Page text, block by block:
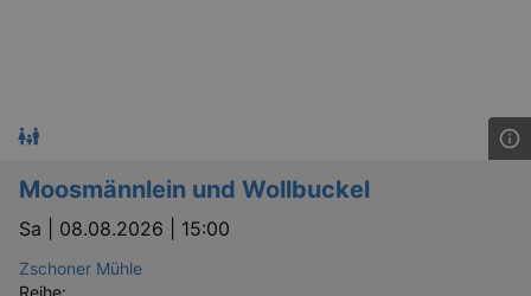
Moosmännlein und Wollbuckel
Sa | 08.08.2026 | 15:00
Zschoner Mühle
Reihe: